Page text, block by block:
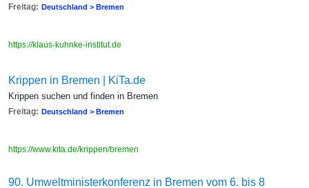
Freitag: Deutschland > Bremen
https://klaus-kuhnke-institut.de
Krippen in Bremen | KiTa.de
Krippen suchen und finden in Bremen
Freitag: Deutschland > Bremen
https://www.kita.de/krippen/bremen
90. Umweltministerkonferenz in Bremen vom 6. bis 8